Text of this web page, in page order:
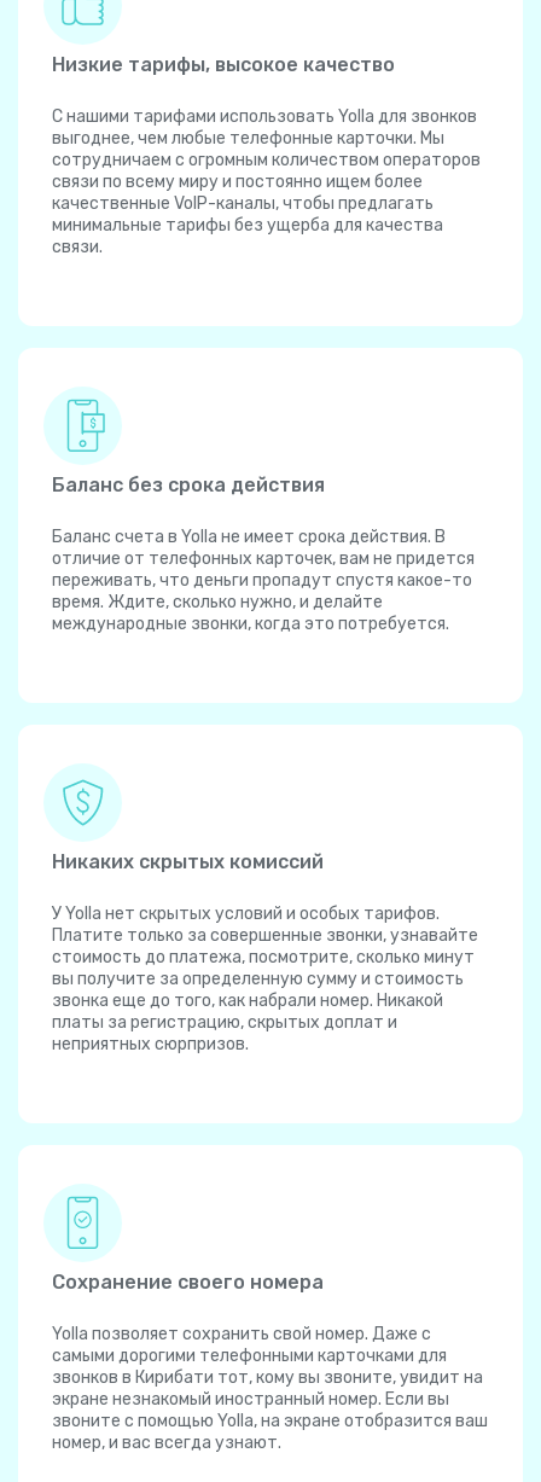
Низкие тарифы, высокое качество
С нашими тарифами использовать Yolla для звонков
выгоднее, чем любые телефонные карточки. Мы
сотрудничаем с огромным количеством операторов
связи по всему миру и постоянно ищем более
качественные VoIP-каналы, чтобы предлагать
минимальные тарифы без ущерба для качества
связи.
Баланс без срока действия
Баланс счета в Yolla не имеет срока действия. В
отличие от телефонных карточек, вам не придется
переживать, что деньги пропадут спустя какое-то
время. Ждите, сколько нужно, и делайте
международные звонки, когда это потребуется.
Никаких скрытых комиссий
У Yolla нет скрытых условий и особых тарифов.
Платите только за совершенные звонки, узнавайте
стоимость до платежа, посмотрите, сколько минут
вы получите за определенную сумму и стоимость
звонка еще до того, как набрали номер. Никакой
платы за регистрацию, скрытых доплат и
неприятных сюрпризов.
Сохранение своего номера
Yolla позволяет сохранить свой номер. Даже с
самыми дорогими телефонными карточками для
звонков в Кирибати тот, кому вы звоните, увидит на
экране незнакомый иностранный номер. Если вы
звоните с помощью Yolla, на экране отобразится ваш
номер, и вас всегда узнают.